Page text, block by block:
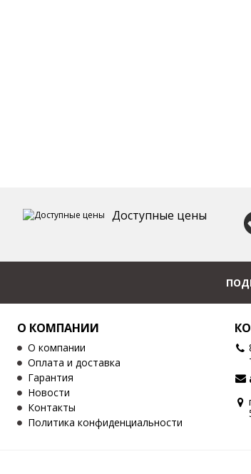
Доступные цены
О КОМПАНИИ
О компании
Оплата и доставка
Гарантия
Новости
Контакты
Политика конфиденциальности